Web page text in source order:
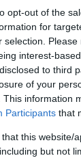
opt-out of the
for
selection.
interest-
to third
of your
This information
Participants that
that this website/
but not
ha
a una
ridefinito il